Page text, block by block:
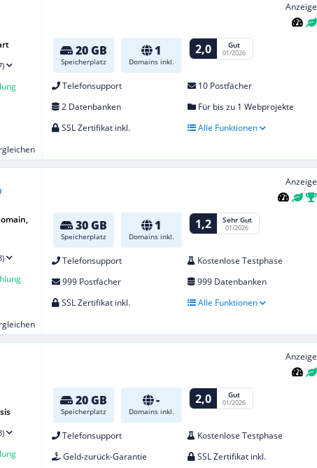
Anzeige
20 GB
Speicherplatz
1
Domains inkl.
2,0 Gut
01/2026
Telefonsupport
10 Postfächer
2 Datenbanken
Für bis zu 1 Webprojekte
SSL Zertifikat inkl.
Alle Funktionen
Anzeige
30 GB
Speicherplatz
1
Domains inkl.
1,2 Sehr Gut
01/2026
Telefonsupport
Kostenlose Testphase
999 Postfächer
999 Datenbanken
SSL Zertifikat inkl.
Alle Funktionen
Anzeige
20 GB
Speicherplatz
-
Domains inkl.
2,0 Gut
01/2026
Telefonsupport
Kostenlose Testphase
Geld-zurück-Garantie
SSL Zertifikat inkl.